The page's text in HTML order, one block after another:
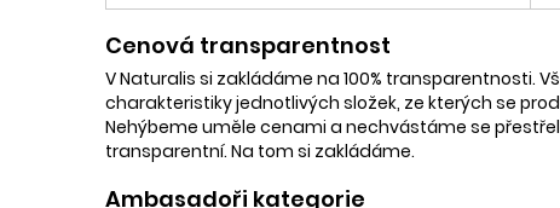
Cenová transparentnost
V Naturalis si zakládáme na 100% transparentnosti.
charakteristiky jednotlivých složek, ze kterých se
Nehýbeme uměle cenami a nechvástáme se
transparentní. Na tom si zakládáme.
Ambasadoři kategorie